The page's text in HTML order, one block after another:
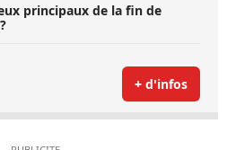
principaux de la fin de
+ d'infos